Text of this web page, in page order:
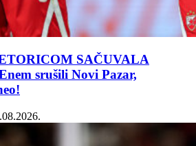
SAČUVALA
srušili Novi Pazar,